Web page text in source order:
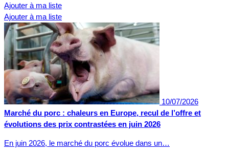
Ajouter à ma liste
Ajouter à ma liste
10/07/2026
Marché du porc : chaleurs en Europe, recul de l’offre et
évolutions des prix contrastées en juin 2026
En juin 2026, le marché du porc évolue dans un…